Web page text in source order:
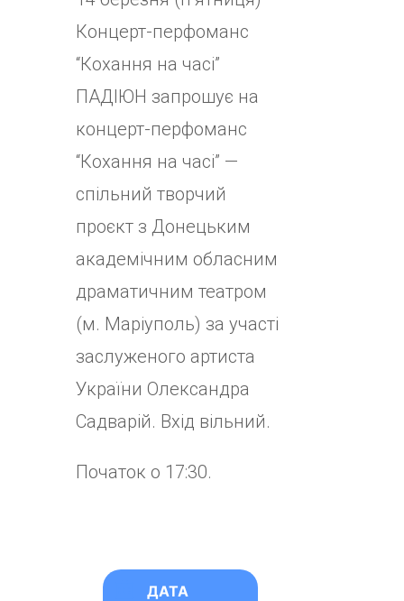
Концерт-перфоманс
“Кохання на часі”
ПАДІЮН запрошує на
концерт-перфоманс
“Кохання на часі” —
спільний творчий
проєкт з Донецьким
академічним обласним
драматичним театром
(м. Маріуполь) за участі
заслуженого артиста
України Олександра
Садварій. Вхід вільний.
Початок о 17:30.
ДАТА